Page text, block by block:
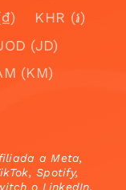
KHR (៛)
(JD)
(KM)
a Meta,
Spotify,
o LinkedIn.